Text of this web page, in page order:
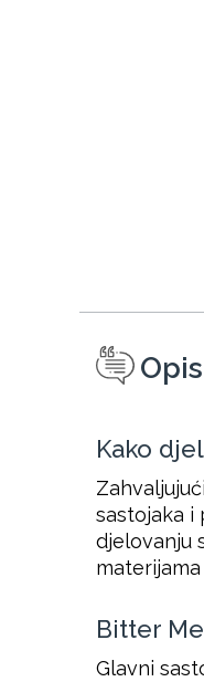
Kako
sastojaka i
djelovanju
Bitter
Glavni